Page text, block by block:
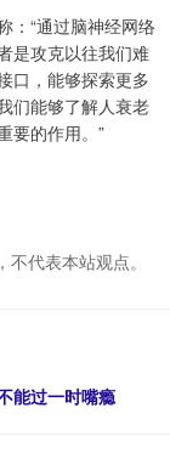
：“通过脑神经网络
是攻克以往我们难
口，能够探索更多
们能够了解人衰老
要的作用。”
代表本站观点。
能过一时嘴瘾